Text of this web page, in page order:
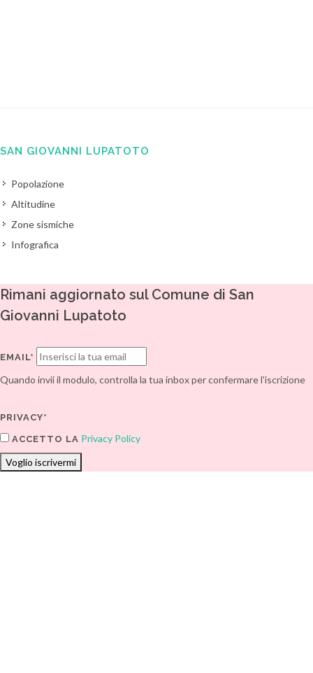
SAN GIOVANNI LUPATOTO
Popolazione
Altitudine
Zone sismiche
Infografica
Rimani aggiornato sul Comune di San
Giovanni Lupatoto
EMAIL*
Quando invii il modulo, controlla la tua inbox per confermare l'iscrizione
PRIVACY*
ACCETTO LA Privacy Policy
Voglio iscrivermi